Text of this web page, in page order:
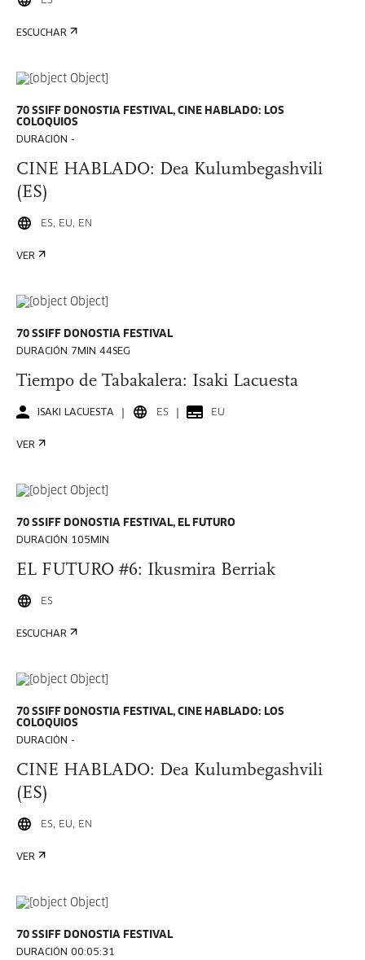
ESCUCHAR
70 SSIFF DONOSTIA FESTIVAL, CINE HABLADO: LOS
COLOQUIOS
DURACIÓN -
CINE HABLADO: Dea Kulumbegashvili
(ES)
ES, EU, EN
VER
70 SSIFF DONOSTIA FESTIVAL
DURACIÓN 7MIN 44SEG
Tiempo de Tabakalera: Isaki Lacuesta
ISAKI LACUESTA ES EU
VER
70 SSIFF DONOSTIA FESTIVAL, EL FUTURO
DURACIÓN 105MIN
EL FUTURO #6: Ikusmira Berriak
ES
ESCUCHAR
70 SSIFF DONOSTIA FESTIVAL, CINE HABLADO: LOS
COLOQUIOS
DURACIÓN -
CINE HABLADO: Dea Kulumbegashvili
(ES)
ES, EU, EN
VER
70 SSIFF DONOSTIA FESTIVAL
DURACIÓN 00:05:31